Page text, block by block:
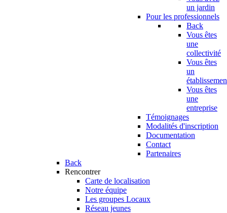
un jardin
Pour les professionnels
Back
Vous êtes
une
collectivité
Vous êtes
un
Vous êtes
une
entreprise
Témoignages
Modalités d'inscription
Documentation
Contact
Partenaires
Back
Rencontrer
Carte de localisation
Notre équipe
Les groupes Locaux
Réseau jeunes